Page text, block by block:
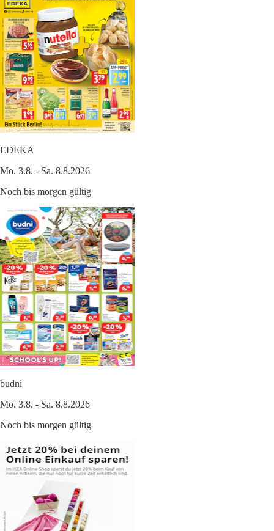
EDEKA
Mo. 3.8. - Sa. 8.8.2026
Noch bis morgen gültig
budni
Mo. 3.8. - Sa. 8.8.2026
Noch bis morgen gültig